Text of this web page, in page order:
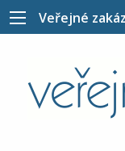
Veřejné